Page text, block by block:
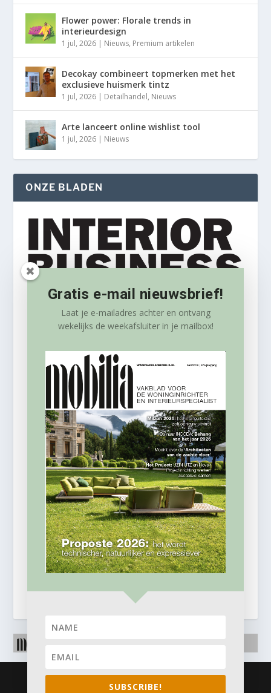
Flower power: Florale trends in
interieurdesign
1 jul, 2026 | Nieuws, Premium artikelen
Decokay combineert topmerken met het
exclusieve huismerk tintz
1 jul, 2026 | Detailhandel, Nieuws
Arte lanceert online wishlist tool
1 jul, 2026 | Nieuws
ONZE BLADEN
© 2026
Gratis e-mail nieuwsbrief!
Laat je e-mailadres achter en ontvang
wekelijks de weekafsluiter in je mailbox!
SUBSCRIBE!